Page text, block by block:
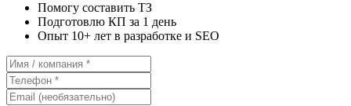
Помогу составить ТЗ
Подготовлю КП за 1 день
Опыт 10+ лет в разработке и SEO